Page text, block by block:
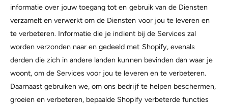
informatie over jouw toegang tot en gebruik van de Diensten
verzamelt en verwerkt om de Diensten voor jou te leveren en
te verbeteren. Informatie die je indient bij de Services zal
worden verzonden naar en gedeeld met Shopify, evenals
derden die zich in andere landen kunnen bevinden dan waar je
woont, om de Services voor jou te leveren en te verbeteren.
Daarnaast gebruiken we, om ons bedrijf te helpen beschermen,
groeien en verbeteren, bepaalde Shopify verbeterde functies